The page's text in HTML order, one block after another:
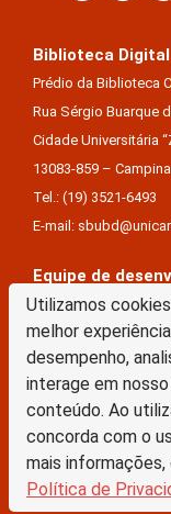
Utilizamos
melhor
desempenho,
interage em
conteúdo. Ao
concorda com o
mais
Política de
Biblioteca
Prédio da Biblioteca
Rua Sérgio Buarque
Cidade Universitária
13083-859 –
Tel.: (19) 3521-6493
E-mail:
Equipe de
Keite Aparecida
Márcio Vinícius De
Saul Victor De Castro
A Biblioteca Digital da
Atribuição Sem Derivações